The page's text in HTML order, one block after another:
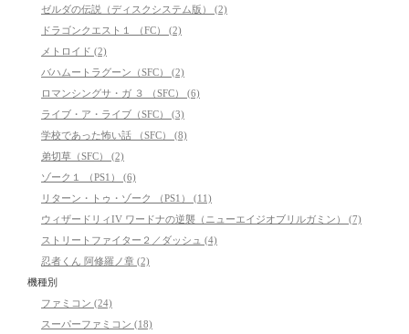
ゼルダの伝説（ディスクシステム版） (2)
ドラゴンクエスト１ （FC） (2)
メトロイド (2)
バハムートラグーン（SFC） (2)
ロマンシングサ・ガ ３ （SFC） (6)
ライブ・ア・ライブ（SFC） (3)
学校であった怖い話 （SFC） (8)
弟切草（SFC） (2)
ゾーク１ （PS1） (6)
リターン・トゥ・ゾーク （PS1） (11)
ウィザードリィIV ワードナの逆襲（ニューエイジオブリルガミン） (7)
ストリートファイター２／ダッシュ (4)
忍者くん 阿修羅ノ章 (2)
機種別
ファミコン (24)
スーパーファミコン (18)